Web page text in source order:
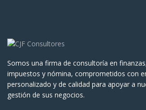
Somos una firma de consultoría en
impuestos y nómina, comprometidos con
personalizado y de calidad para apoyar a
gestión de sus negocios.